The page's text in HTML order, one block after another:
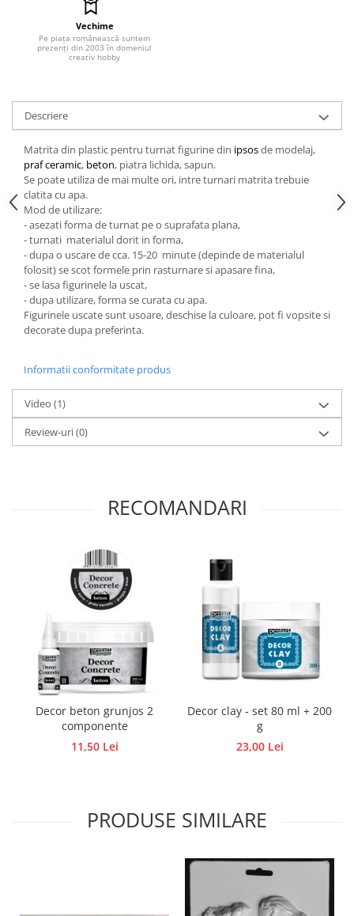
Carton/Hartie efecte speciale
Carton/Hartie Scrapbooking
Hartie creponata
Hartie dantelata
Hartie matase
Hartie origami
Hartie reciclata/manuala
Plicuri
Carton
Rame, albume, notesuri
Masti
Forme/Figurine carton
Panglici, snururi, sarma
Snur/sfoara/fir
Metal
Aplice decor
Baze stampile
Stampile lemn
Stampile silicon
Ustensile, aparate
Cutter, trimmer
Perforatoare
Pistoale de lipit
Traforaj, pirogravura
Accesorii floristica
Vechime
Pe piața românească suntem
prezenți din 2003 în domeniul
creativ hobby
Descriere
Matrita din plastic pentru turnat figurine din ipsosde modelaj,
praf ceramic, beton, piatra lichida, sapun.
Se poate utiliza de mai multe ori, intre turnari matrita trebuie
clatita cu apa.
Mod de utilizare:
- asezati forma de turnat pe o suprafata plana,
- turnati materialul dorit in forma,
- dupa o uscare de cca. 15-20 minute (depinde de materialul
folosit) se scot formele prin rasturnare si apasare fina,
- se lasa figurinele la uscat,
- dupa utilizare, forma se curata cu apa.
Figurinele uscate sunt usoare, deschise la culoare, pot fi vopsite si
decorate dupa preferinta.
Informatii conformitate produs
Video (1)
Review-uri(0)
RECOMANDARI
Decor beton grunjos 2
componente
11,50 Lei
Decor clay - set 80 ml + 200
g
23,00 Lei
PRODUSE SIMILARE